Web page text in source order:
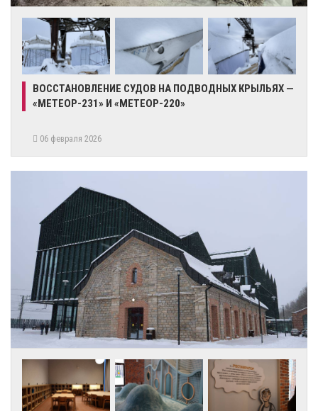
ВОССТАНОВЛЕНИЕ СУДОВ НА ПОДВОДНЫХ КРЫЛЬЯХ —
«МЕТЕОР-231» И «МЕТЕОР-220»
06 февраля 2026